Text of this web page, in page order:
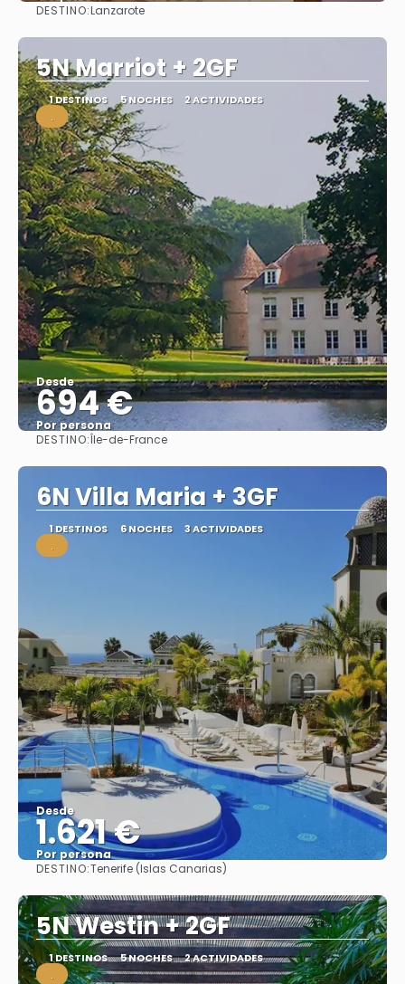
DESTINO:Lanzarote
5N Marriot + 2GF
1 DESTINOS 5 NOCHES 2 ACTIVIDADES
.
Desde
694 €
Por persona
DESTINO:Île-de-France
6N Villa Maria + 3GF
1 DESTINOS 6 NOCHES 3 ACTIVIDADES
.
Desde
1.621 €
Por persona
Ver
DESTINO:Tenerife (Islas Canarias)
5N Westin + 2GF
1 DESTINOS 5 NOCHES 2 ACTIVIDADES
.